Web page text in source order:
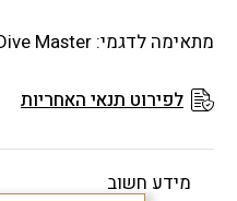
מתאימה לדגמי: Dive Master
לפירוט תנאי האחריות
מידע חשוב